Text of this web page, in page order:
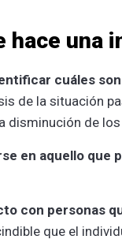
hace una
cuáles
de la situación
disminución de
en aquello que
con personas
que el